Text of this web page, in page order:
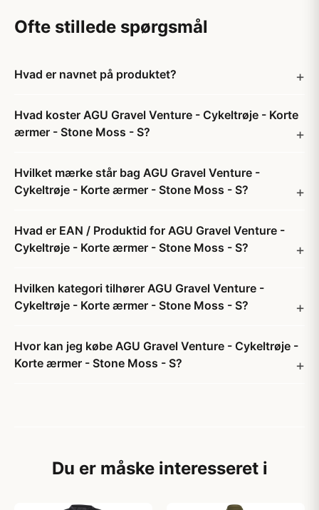
Ofte stillede spørgsmål
Hvad er navnet på produktet?
Hvad koster AGU Gravel Venture - Cykeltrøje - Korte
ærmer - Stone Moss - S?
Hvilket mærke står bag AGU Gravel Venture -
Cykeltrøje - Korte ærmer - Stone Moss - S?
Hvad er EAN / Produktid for AGU Gravel Venture -
Cykeltrøje - Korte ærmer - Stone Moss - S?
Hvilken kategori tilhører AGU Gravel Venture -
Cykeltrøje - Korte ærmer - Stone Moss - S?
Hvor kan jeg købe AGU Gravel Venture - Cykeltrøje -
Korte ærmer - Stone Moss - S?
Du er måske interesseret i